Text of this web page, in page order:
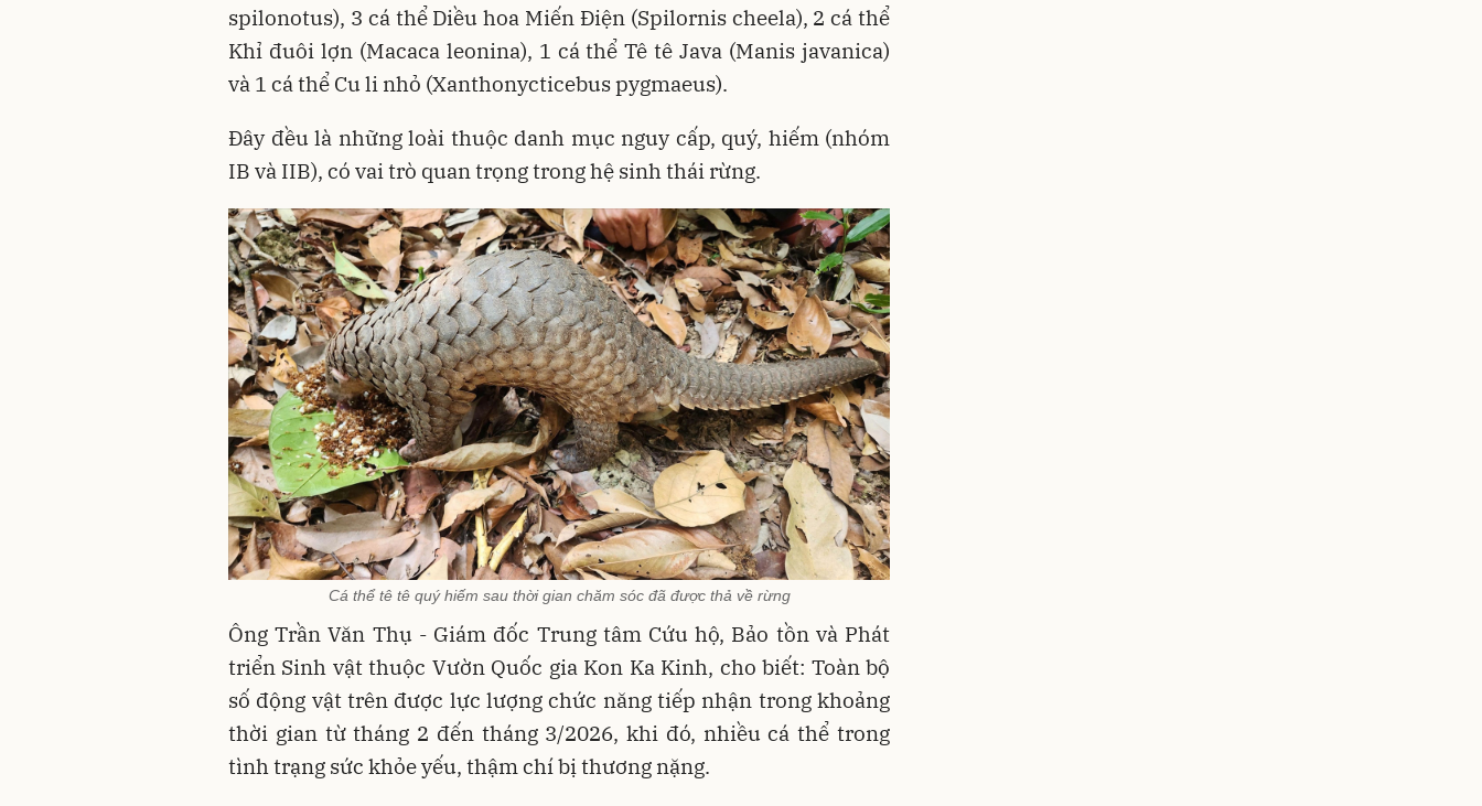
spilonotus), 3 cá thể Diều hoa Miến Điện (Spilornis cheela), 2 cá thể
Khỉ đuôi lợn (Macaca leonina), 1 cá thể Tê tê Java (Manis javanica)
và 1 cá thể Cu li nhỏ (Xanthonycticebus pygmaeus).
Đây đều là những loài thuộc danh mục nguy cấp, quý, hiếm (nhóm
IB và IIB), có vai trò quan trọng trong hệ sinh thái rừng.
Cá thể tê tê quý hiếm sau thời gian chăm sóc đã được thả về rừng
Ông Trần Văn Thụ - Giám đốc Trung tâm Cứu hộ, Bảo tồn và Phát
triển Sinh vật thuộc Vườn Quốc gia Kon Ka Kinh, cho biết: Toàn bộ
số động vật trên được lực lượng chức năng tiếp nhận trong khoảng
thời gian từ tháng 2 đến tháng 3/2026, khi đó, nhiều cá thể trong
tình trạng sức khỏe yếu, thậm chí bị thương nặng.